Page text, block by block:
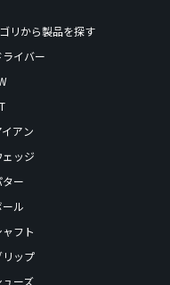
リから製品を探す
ライバー
イアン
ェッジ
ター
ル
ャフト
リップ
ューズ